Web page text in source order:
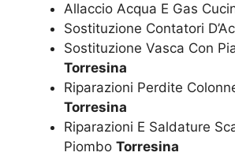
Allaccio Acqua E Gas
Sostituzione Contatori
Sostituzione Vasca Con
Torresina
Riparazioni Perdite
Torresina
Riparazioni E Saldature
Piombo Torresina